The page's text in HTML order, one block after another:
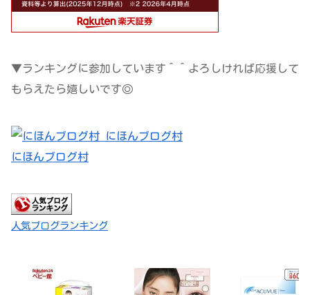
▼ランキングに参加しています＾＾よろしければ応援して
もらえたら嬉しいです◎
にほんブログ村
人気ブログランキング